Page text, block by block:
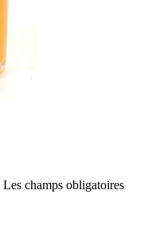
Les champs obligatoires